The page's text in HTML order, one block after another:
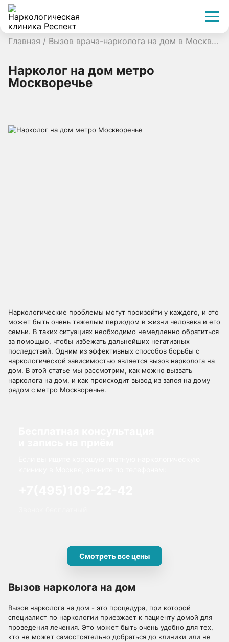
Главная / Вызов врача-нарколога на дом в Москве
Нарколог на дом метро
Москворечье
Наркологические проблемы могут произойти у каждого, и это
может быть очень тяжелым периодом в жизни человека и его
семьи. В таких ситуациях необходимо немедленно обратиться
за помощью, чтобы избежать дальнейших негативных
последствий. Одним из эффективных способов борьбы с
наркологической зависимостью является вызов нарколога на
дом. В этой статье мы рассмотрим, как можно вызвать
нарколога на дом, и как происходит вывод из запоя на дому
рядом с метро Москворечье.
Смотреть все цены
Вызов нарколога на дом
Вызов нарколога на дом - это процедура, при которой
специалист по наркологии приезжает к пациенту домой для
проведения лечения. Это может быть очень удобно для тех,
кто не может самостоятельно добраться до клиники или не